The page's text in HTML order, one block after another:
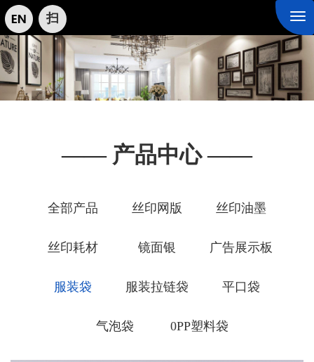
扫
—— 产品中心 ——
全部产品 丝印网版 丝印油墨
丝印耗材 镜面银 广告展示板
服装袋 服装拉链袋 平口袋
气泡袋 0PP塑料袋